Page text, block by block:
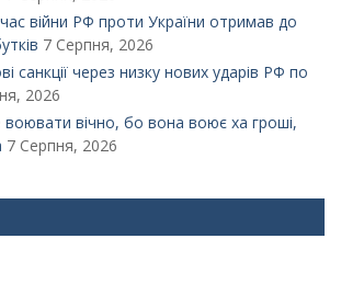
війни РФ проти України отримав до
7 Серпня, 2026
санкції через низку нових ударів РФ по
2026
вічно, бо вона воює ха гроші,
7 Серпня, 2026